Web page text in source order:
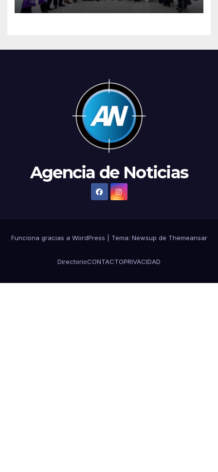
Gemini
Agencia de Noticias
Funciona gracias a WordPress Tema: Newsup de Themeansar
DirectorioCONTACTOPRIVACIDAD